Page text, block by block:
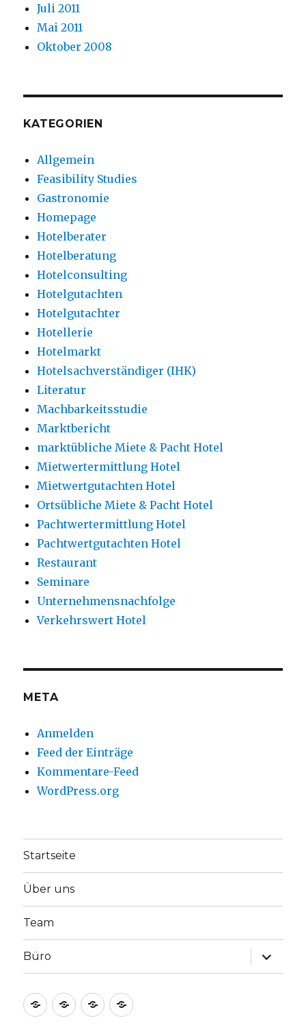
Juli 2011
Mai 2011
Oktober 2008
KATEGORIEN
Allgemein
Feasibility Studies
Gastronomie
Homepage
Hotelberater
Hotelberatung
Hotelconsulting
Hotelgutachten
Hotelgutachter
Hotellerie
Hotelmarkt
Hotelsachverständiger (IHK)
Literatur
Machbarkeitsstudie
Marktbericht
marktübliche Miete & Pacht Hotel
Mietwertermittlung Hotel
Mietwertgutachten Hotel
Ortsübliche Miete & Pacht Hotel
Pachtwertermittlung Hotel
Pachtwertgutachten Hotel
Restaurant
Seminare
Unternehmensnachfolge
Verkehrswert Hotel
META
Anmelden
Feed der Einträge
Kommentare-Feed
WordPress.org
Startseite
Über uns
Team
Büro
Startseite
Über TeamBüro